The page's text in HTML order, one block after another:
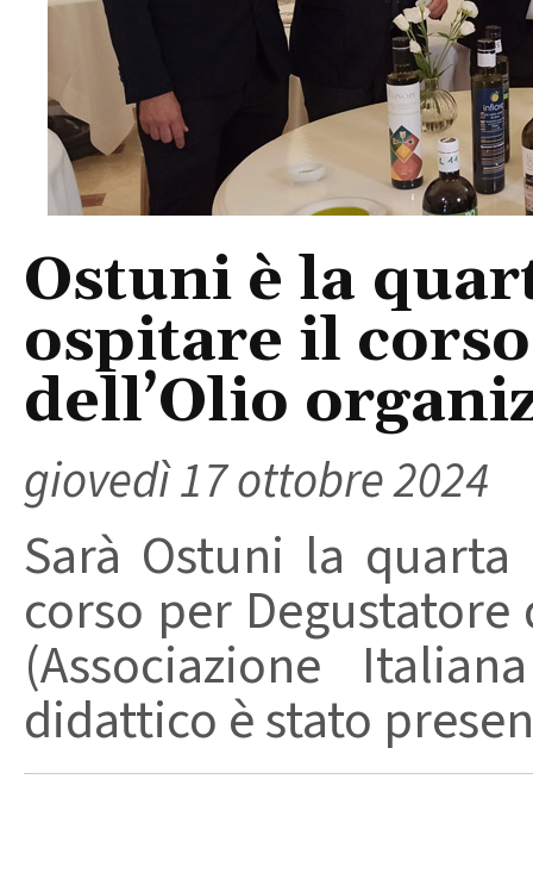
Ostuni è la
ospitare il
dell’Olio
giovedì 17 ottobre 2024
Sarà Ostuni la
corso per Degustatore
(Associazione
didattico è stato